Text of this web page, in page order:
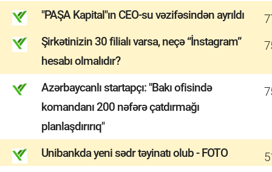
"PAŞA Kapital"ın CEO-su vəzifəsindən ayrıldı
Şirkətinizin 30 filialı varsa, neçə “İnstagram”
hesabı olmalıdır?
Azərbaycanlı startapçı: "Bakı ofisində
komandanı 200 nəfərə çatdırmağı
planlaşdırırıq"
Unibankda yeni sədr təyinatı olub - FOTO